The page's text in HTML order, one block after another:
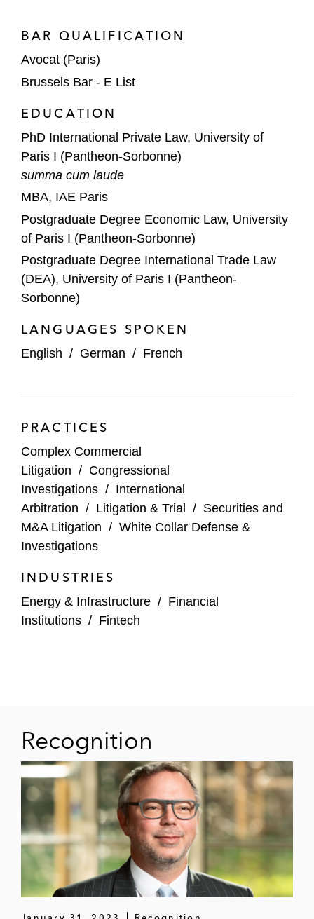
BAR QUALIFICATION
Avocat (Paris)
Brussels Bar - E List
EDUCATION
PhD International Private Law, University of
Paris I (Pantheon-Sorbonne)
summa cum laude
MBA, IAE Paris
Postgraduate Degree Economic Law, University
of Paris I (Pantheon-Sorbonne)
Postgraduate Degree International Trade Law
(DEA), University of Paris I (Pantheon-
Sorbonne)
LANGUAGES SPOKEN
English / German / French
PRACTICES
Complex Commercial
Litigation / Congressional
Investigations / International
Arbitration / Litigation & Trial / Securities and
M&A Litigation / White Collar Defense &
Investigations
INDUSTRIES
Energy & Infrastructure / Financial
Institutions / Fintech
Recognition